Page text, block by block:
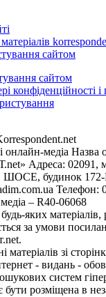
сайтом
сайтом
конфіденційності
онлайн-медіа Назва
Адреса: 02091,
будинок 172-
Телефон:
– R40-06068
яких
за умови
матеріалів зі
- видань -
систем
розміщена в